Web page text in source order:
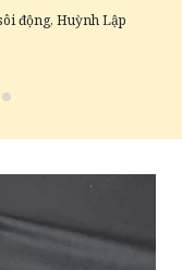
động, Huỳnh Lập